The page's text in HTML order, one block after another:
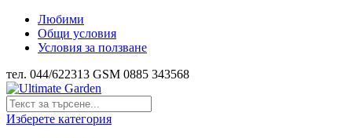
Любими
Общи условия
Условия за ползване
тел. 044/622313 GSM 0885 343568
Изберете категория